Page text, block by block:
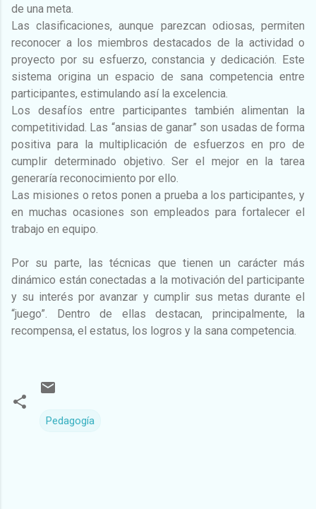
de una meta.
Las clasificaciones, aunque parezcan odiosas, permiten
reconocer a los miembros destacados de la actividad o
proyecto por su esfuerzo, constancia y dedicación. Este
sistema origina un espacio de sana competencia entre
participantes, estimulando así la excelencia.
Los desafíos entre participantes también alimentan la
competitividad. Las “ansias de ganar” son usadas de forma
positiva para la multiplicación de esfuerzos en pro de
cumplir determinado objetivo. Ser el mejor en la tarea
generaría reconocimiento por ello.
Las misiones o retos ponen a prueba a los participantes, y
en muchas ocasiones son empleados para fortalecer el
trabajo en equipo.
Por su parte, las técnicas que tienen un carácter más
dinámico están conectadas a la motivación del participante
y su interés por avanzar y cumplir sus metas durante el
“juego”. Dentro de ellas destacan, principalmente, la
recompensa, el estatus, los logros y la sana competencia.
Pedagogía